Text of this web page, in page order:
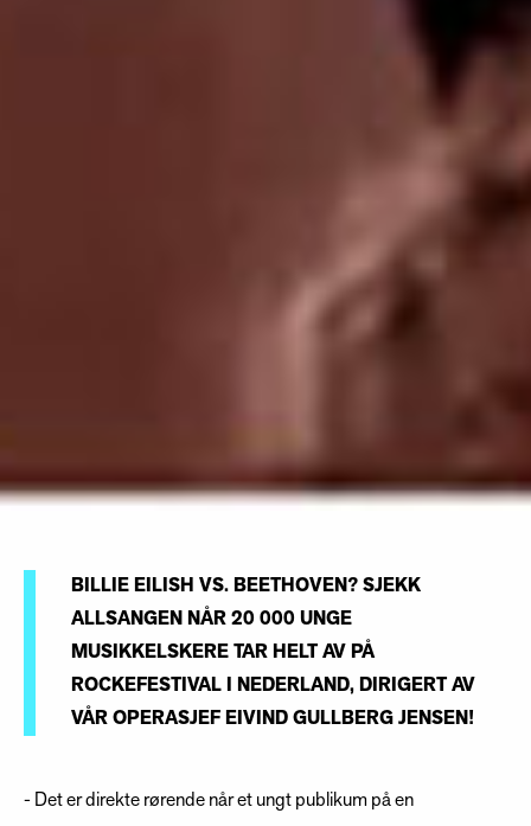
BILLIE EILISH VS. BEETHOVEN? SJEKK
ALLSANGEN NÅR 20 000 UNGE
MUSIKKELSKERE TAR HELT AV PÅ
ROCKEFESTIVAL I NEDERLAND, DIRIGERT AV
VÅR OPERASJEF EIVIND GULLBERG JENSEN!
- Det er direkte rørende når et ungt publikum på en